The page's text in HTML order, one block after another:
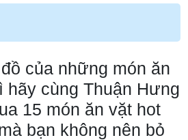
của những món ăn
hãy cùng Thuận Hưng
15 món ăn vặt hot
bạn không nên bỏ